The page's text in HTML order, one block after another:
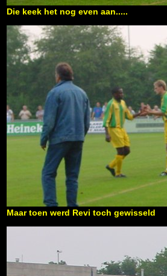
Die keek het nog even aan.....
Maar toen werd Revi toch gewisseld